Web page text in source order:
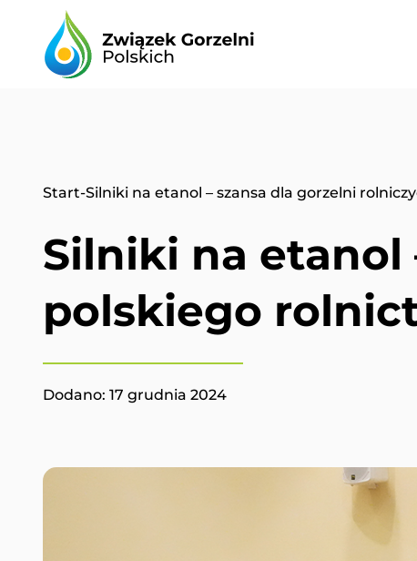
Start-Silniki na etanol – szansa dla gorzelni
Silniki na etanol
polskiego
Dodano: 17 grudnia 2024